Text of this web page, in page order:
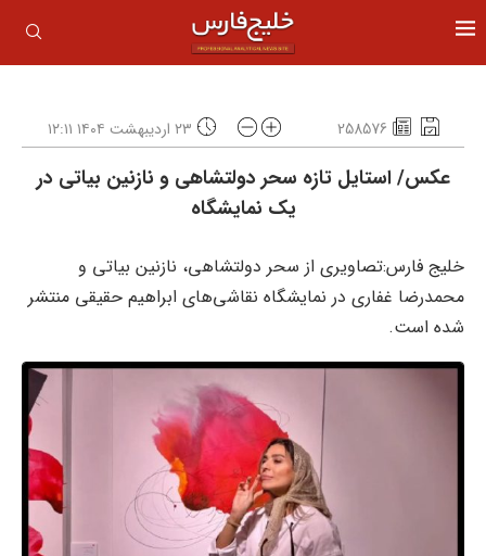
258576 ۲۳ اردیبهشت ۱۴۰۴ ۱۲:۱۱
عکس/ استایل تازه سحر دولتشاهی و نازنین بیاتی در
یک نمایشگاه
خلیج فارس:تصاویری از سحر دولتشاهی، نازنین بیاتی و
محمدرضا غفاری در نمایشگاه نقاشی‌های ابراهیم حقیقی منتشر
شده است.